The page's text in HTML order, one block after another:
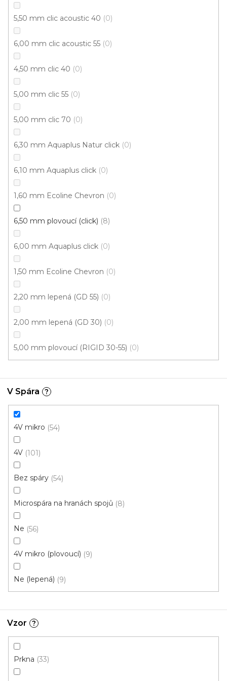
5,50 mm clic acoustic 40 0
6,00 mm clic acoustic 55 0
4,50 mm clic 40 0
5,00 mm clic 55 0
5,00 mm clic 70 0
6,30 mm Aquaplus Natur click 0
6,10 mm Aquaplus click 0
1,60 mm Ecoline Chevron 0
6,50 mm plovoucí (click) 8
6,00 mm Aquaplus click 0
1,50 mm Ecoline Chevron 0
2,20 mm lepená (GD 55) 0
2,00 mm lepená (GD 30) 0
5,00 mm plovoucí (RIGID 30-55) 0
V Spára ?
4V mikro 54
4V 101
Bez spáry 54
Microspára na hranách spojů 8
Ne 56
4V mikro (plovoucí) 9
Ne (lepená) 9
Vzor ?
Prkna 33
Oak 22929
Skladem externě, odesíláme do 2-3 dnů
579 Kč
Cenový hit
Vinylová podlaha MODULEO ROOTS 55 Blackjack
Oak 22215
Skladem externě, odesíláme do 2-3 dnů
669 Kč/ m2
cena:
Fix Standard D (lepená)
Cenový hit
Vinylová podlaha MODULEO ROOTS 55 Blackjack